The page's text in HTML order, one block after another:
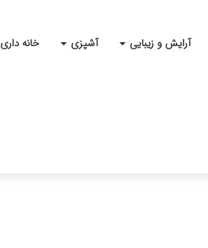
آرایش و زیبایی آشپزی خانه داری